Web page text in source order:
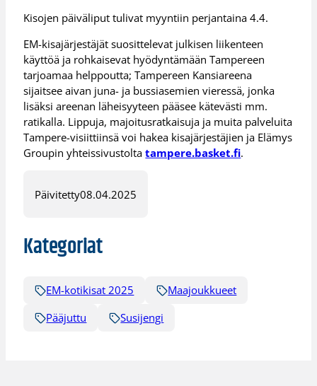
Kisojen päiväliput tulivat myyntiin perjantaina 4.4.
EM-kisajärjestäjät suosittelevat julkisen liikenteen
käyttöä ja rohkaisevat hyödyntämään Tampereen
tarjoamaa helppoutta; Tampereen Kansiareena
sijaitsee aivan juna- ja bussiasemien vieressä, jonka
lisäksi areenan läheisyyteen pääsee kätevästi mm.
ratikalla. Lippuja, majoitusratkaisuja ja muita palveluita
Tampere-visiittiinsä voi hakea kisajärjestäjien ja Elämys
Groupin yhteissivustolta tampere.basket.fi.
Päivitetty08.04.2025
Kategoriat
EM-kotikisat 2025
Maajoukkueet
Pääjuttu
Susijengi